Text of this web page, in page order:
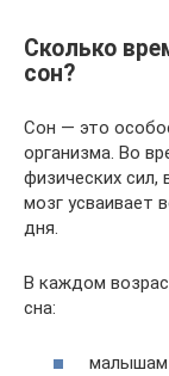
Сколько
сон?
Сон — это
организма. Во
физических
мозг усваивает
дня.
В каждом
сна:
малышам